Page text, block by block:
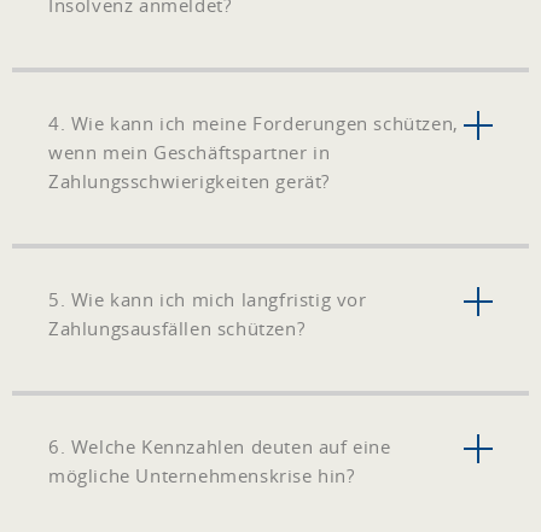
Insolvenz anmeldet?
4. Wie kann ich meine Forderungen schützen,
wenn mein Geschäftspartner in
Zahlungsschwierigkeiten gerät?
5. Wie kann ich mich langfristig vor
Zahlungsausfällen schützen?
6. Welche Kennzahlen deuten auf eine
mögliche Unternehmenskrise hin?